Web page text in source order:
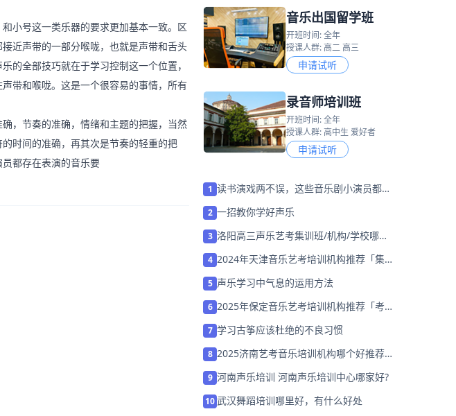
小号这一类乐器的要求更加基本一致。区
近声带的一部分喉咙，也就是声带和舌头
的全部技巧就在于学习控制这一个位置，
带和喉咙。这是一个很容易的事情，所有
，节奏的准确，情绪和主题的把握，当然
时间的准确，再其次是节奏的轻重的把
都存在表演的音乐要
音乐出国留学班
开班时间: 全年
授课人群: 高二 高三
申请试听
录音师培训班
开班时间: 全年
授课人群: 高中生 爱好者
申请试听
1 读书演戏两不误，这些音乐剧小演员都是
2 一招教你学好声乐
3 洛阳高三声乐艺考集训班/机构/学校哪个
4 2024年天津音乐艺考培训机构推荐「集训
5 声乐学习中气息的运用方法
6 2025年保定音乐艺考培训机构推荐「考前
7 学习古筝应该杜绝的不良习惯
8 2025济南艺考音乐培训机构哪个好推荐
9 河南声乐培训 河南声乐培训中心哪家好?
10武汉舞蹈培训哪里好，有什么好处